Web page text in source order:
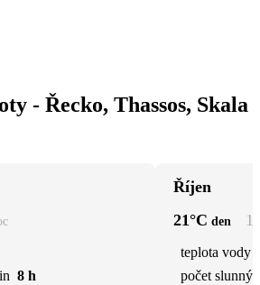
- Řecko, Thassos, Skala
8 h
Říjen
21°C den 11
teplota vody
počet